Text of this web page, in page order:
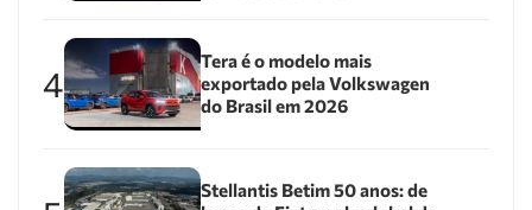
4
Tera é o modelo mais
exportado pela Volkswagen
do Brasil em 2026
Stellantis Betim 50 anos: de